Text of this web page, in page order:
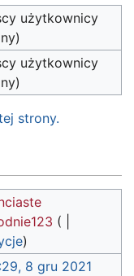
użytkownicy
użytkownicy
strony.
(
)
8 gru 2021